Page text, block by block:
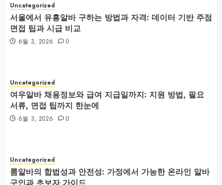
Uncategorized
서울에서 유흥알바 구하는 방법과 자격: 데이터 기반 주점
면접 팁과 시급 비교
6월 3, 2026 0
Uncategorized
여우알바 채용정보와 급여 지급일까지: 지원 방법, 필요
서류, 면접 팁까지 한눈에
6월 3, 2026 0
Uncategorized
룸알바의 합법성과 안전성: 가정에서 가능한 온라인 알바